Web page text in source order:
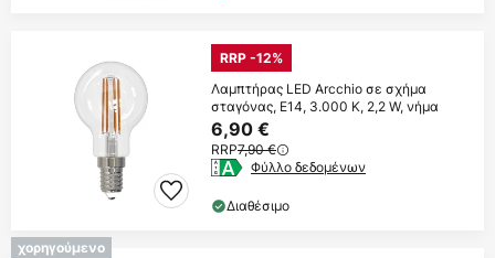
RRP -12%
Λαμπτήρας LED Arcchio σε σχήμα
σταγόνας, E14, 3.000 K, 2,2 W, νήμα
6,90 €
RRP7,90 €
Φύλλο δεδομένων
Διαθέσιμο
χορηγούμενο